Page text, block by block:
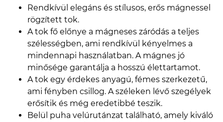
Rendkívül elegáns és stílusos, erős mágnessel
rögzített tok.
A tok fő előnye a mágneses záródás a teljes
szélességben, ami rendkívül kényelmes a
mindennapi használatban. A mágnes jó
minősége garantálja a hosszú élettartamot.
A tok egy érdekes anyagú, fémes szerkezetű,
ami fényben csillog. A széleken lévő szegélyek
erősítik és még eredetibbé teszik.
Belül puha velúrutánzat található, amely kiváló